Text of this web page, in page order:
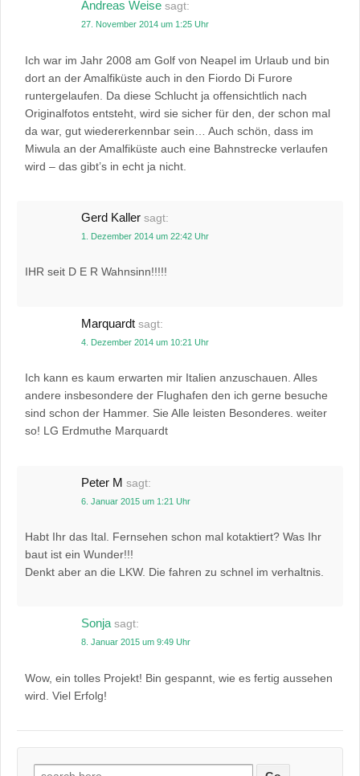
Andreas Weise sagt:
27. November 2014 um 1:25 Uhr
Ich war im Jahr 2008 am Golf von Neapel im Urlaub und bin
dort an der Amalfiküste auch in den Fiordo Di Furore
runtergelaufen. Da diese Schlucht ja offensichtlich nach
Originalfotos entsteht, wird sie sicher für den, der schon mal
da war, gut wiedererkennbar sein… Auch schön, dass im
Miwula an der Amalfiküste auch eine Bahnstrecke verlaufen
wird – das gibt’s in echt ja nicht.
Gerd Kaller sagt:
1. Dezember 2014 um 22:42 Uhr
IHR seit D E R Wahnsinn!!!!!
Marquardt sagt:
4. Dezember 2014 um 10:21 Uhr
Ich kann es kaum erwarten mir Italien anzuschauen. Alles
andere insbesondere der Flughafen den ich gerne besuche
sind schon der Hammer. Sie Alle leisten Besonderes. weiter
so! LG Erdmuthe Marquardt
Peter M sagt:
6. Januar 2015 um 1:21 Uhr
Habt Ihr das Ital. Fernsehen schon mal kotaktiert? Was Ihr
baut ist ein Wunder!!!
Denkt aber an die LKW. Die fahren zu schnel im verhaltnis.
Sonja sagt:
8. Januar 2015 um 9:49 Uhr
Wow, ein tolles Projekt! Bin gespannt, wie es fertig aussehen
wird. Viel Erfolg!
Suchen